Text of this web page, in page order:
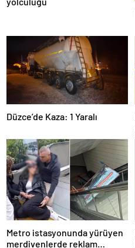
Düzce’de Kaza: 1 Yaralı
Metro istasyonunda yürüyen
merdivenlerde reklam